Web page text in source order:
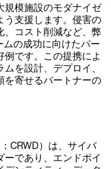
規模施設のモダナイゼ
う支援します。侵害の
、コスト削減など、弊
の成功に向けたパー
例です。この提携によ
を設計、デプロイ、
を寄せるパートナーの
CRWD）は、サイバ
であり、エンドポイ